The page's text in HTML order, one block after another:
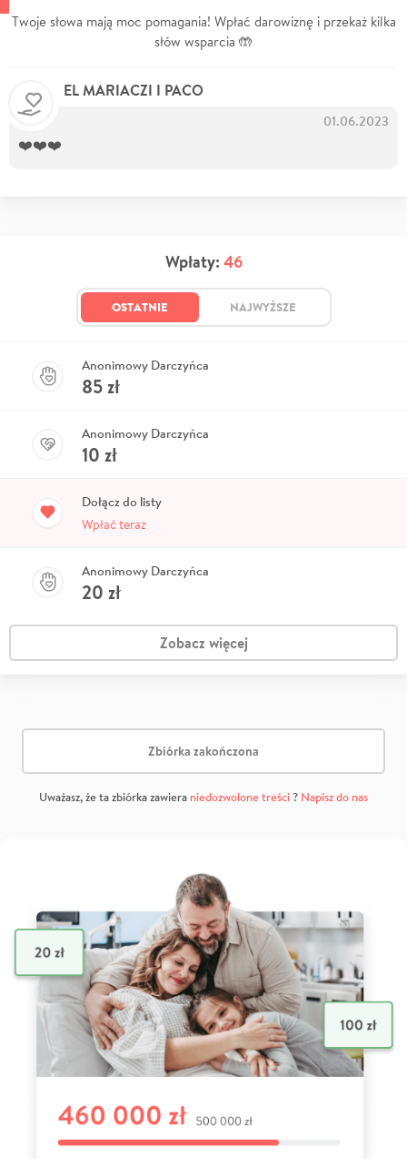
Twoje słowa mają moc pomagania! Wpłać darowiznę i przekaż kilka
słów wsparcia 🤲
EL MARIACZI I PACO
01.06.2023
❤️❤️❤️
Wpłaty: 46
OSTATNIE NAJWYŻSZE
Anonimowy Darczyńca
85zł
Anonimowy Darczyńca
10 zł
Dołącz do listy
Wpłać teraz
Anonimowy Darczyńca
20 zł
Zobacz więcej
Zbiórka zakończona
Uważasz, że ta zbiórka zawiera niedozwolone treści? Napisz do nas